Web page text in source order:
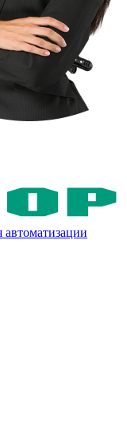
автоматизации